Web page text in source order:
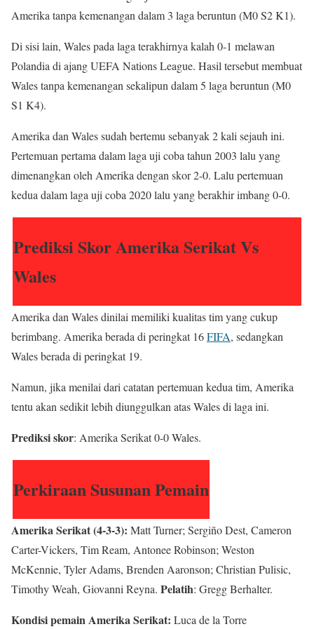
Amerika tanpa kemenangan dalam 3 laga beruntun (M0 S2 K1).
Di sisi lain, Wales pada laga terakhirnya kalah 0-1 melawan
Polandia di ajang UEFA Nations League. Hasil tersebut membuat
Wales tanpa kemenangan sekalipun dalam 5 laga beruntun (M0
S1 K4).
Amerika dan Wales sudah bertemu sebanyak 2 kali sejauh ini.
Pertemuan pertama dalam laga uji coba tahun 2003 lalu yang
dimenangkan oleh Amerika dengan skor 2-0. Lalu pertemuan
kedua dalam laga uji coba 2020 lalu yang berakhir imbang 0-0.
Prediksi Skor Amerika Serikat Vs
Wales
Amerika dan Wales dinilai memiliki kualitas tim yang cukup
berimbang. Amerika berada di peringkat 16FIFA, sedangkan
Wales berada di peringkat 19.
Namun, jika menilai dari catatan pertemuan kedua tim, Amerika
tentu akan sedikit lebih diunggulkan atas Wales di laga ini.
Prediksi skor: Amerika Serikat 0-0 Wales.
Perkiraan Susunan Pemain
Amerika Serikat (4-3-3): Matt Turner; Sergiño Dest, Cameron
Carter-Vickers, Tim Ream, Antonee Robinson; Weston
McKennie, Tyler Adams, Brenden Aaronson; Christian Pulisic,
Timothy Weah, Giovanni Reyna. Pelatih: Gregg Berhalter.
Kondisi pemain Amerika Serikat: Luca de la Torre